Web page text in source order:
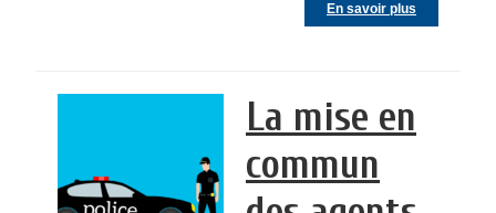
En savoir plus
La mise en
commun